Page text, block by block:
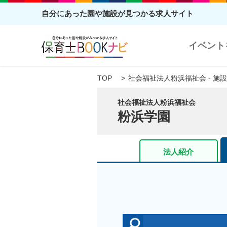
自分にあった園や施設が見つかる求人サイト
イベン
TOP 社会福祉法人粉浜福祉会 - 施
社会福祉法人粉浜福祉会
粉浜学園
法人紹介